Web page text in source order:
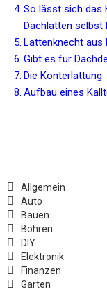
So lässt sich das
Dachlatten selbst
Lattenknecht aus
Gibt es für
Die Konterlattung
Aufbau eines
Allgemein
Auto
Bauen
Bohren
DIY
Elektronik
Finanzen
Garten